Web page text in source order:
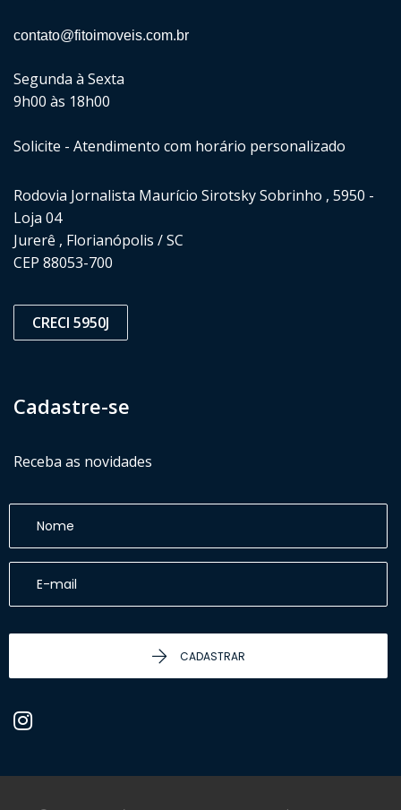
contato@fitoimoveis.com.br
Segunda à Sexta
9h00 às 18h00
Solicite - Atendimento com horário personalizado
Rodovia Jornalista Maurício Sirotsky Sobrinho , 5950 -
Loja 04
Jurerê , Florianópolis / SC
CEP 88053-700
CRECI 5950J
Cadastre-se
Receba as novidades
CADASTRAR